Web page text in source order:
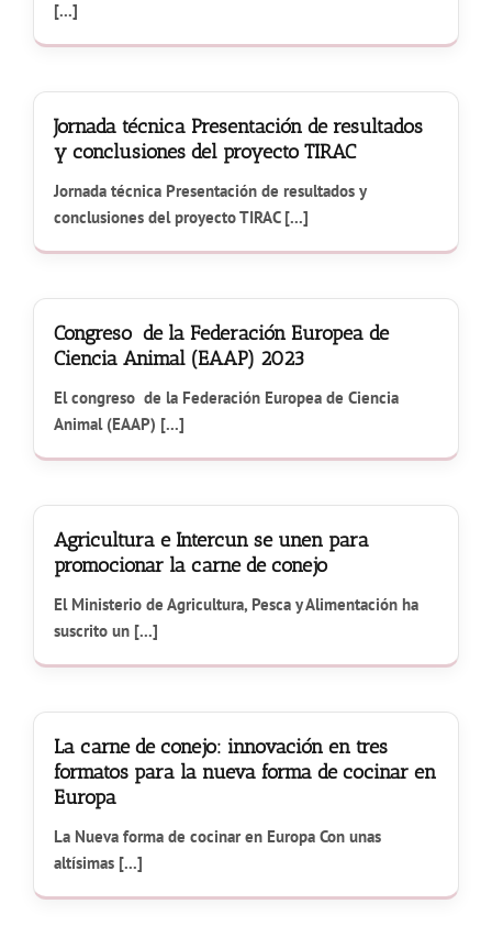
[...]
Jornada técnica Presentación de resultados
y conclusiones del proyecto TIRAC
Jornada técnica Presentación de resultados y
conclusiones del proyecto TIRAC [...]
Congreso de la Federación Europea de
Ciencia Animal (EAAP) 2023
El congreso de la Federación Europea de Ciencia
Animal (EAAP) [...]
Agricultura e Intercun se unen para
promocionar la carne de conejo
El Ministerio de Agricultura, Pesca y Alimentación ha
suscrito un [...]
La carne de conejo: innovación en tres
formatos para la nueva forma de cocinar en
Europa
La Nueva forma de cocinar en Europa Con unas
altísimas [...]